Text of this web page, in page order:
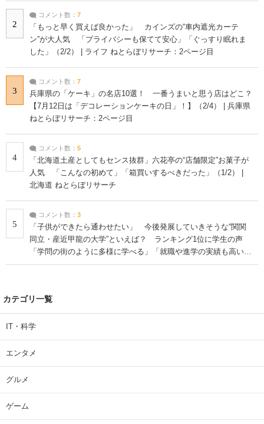
2
コメント数： 7
「もっと早く買えば良かった」 カインズの“車内遮光カーテ
ン”が大人気 「プライバシーも保てて安心」「ぐっすり眠れま
した」（2/2） | ライフ ねとらぼリサーチ：2ページ目
3
コメント数： 7
兵庫県の「ケーキ」の名店10選！ 一番うまいと思う店はどこ？
【7月12日は「デコレーションケーキの日」！】（2/4） | 兵庫県
ねとらぼリサーチ：2ページ目
4
コメント数： 5
「北海道土産としてもセンス抜群」六花亭の“店舗限定”お菓子が
人気 「こんなの初めて」「箱買いするべきだった」（1/2） |
北海道 ねとらぼリサーチ
5
コメント数： 3
「子供ができたら通わせたい」 今後発展していきそうな“関関
同立・産近甲龍の大学”といえば？ ランキング1位に学生の声
「学問の街のように多様に学べる」「就職や進学の実績も高い」
| 大学 ねとらぼリサーチ
カテゴリ一覧
IT・科学
エンタメ
グルメ
ゲーム